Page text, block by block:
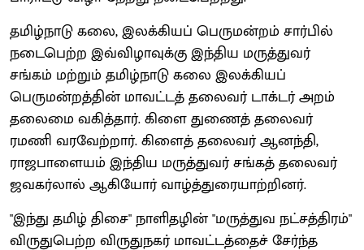
தமிழ்நாடு கலை, இலக்கியப் பெருமன்றம் சார்பில்
நடைபெற்ற இவ்விழாவுக்கு இந்திய மருத்துவர்
சங்கம் மற்றும் தமிழ்நாடு கலை இலக்கியப்
பெருமன்றத்தின் மாவட்டத் தலைவர் டாக்டர் அறம்
தலைமை வகித்தார். கிளை துணைத் தலைவர்
ரமணி வரவேற்றார். கிளைத் தலைவர் ஆனந்தி,
ராஜபாளையம் இந்திய மருத்துவர் சங்கத் தலைவர்
ஜவகர்லால் ஆகியோர் வாழ்த்துரையாற்றினர்.
"இந்து தமிழ் திசை" நாளிதழின் "மருத்துவ நட்சத்திரம்"
விருதுபெற்ற விருதுநகர் மாவட்டத்தைச் சேர்ந்த